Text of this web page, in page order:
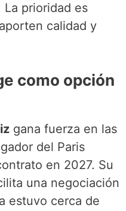
prioridad es
calidad y
como opción
gana fuerza en las
del Paris
en 2027. Su
una negociación
estuvo cerca de